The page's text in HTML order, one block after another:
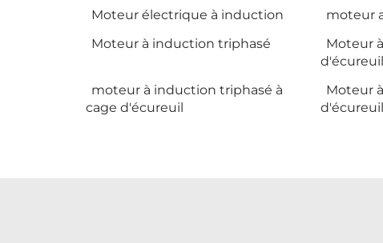
Moteur électrique à induction moteur
Moteur à induction triphasé
Moteur
d'écureuil
moteur à induction triphasé à
cage d'écureuil
Moteur